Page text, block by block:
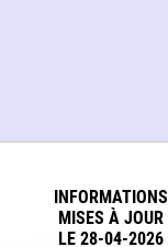
INFORMATIONS
MISES À JOUR
LE 28-04-2026